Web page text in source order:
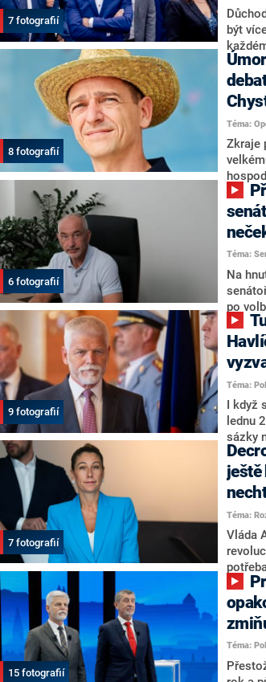
7 fotografií
být
Chybí
Česko
V čele
dodal.
8 fotografií
Téma:
Zkraje
nový
námi
svoje
NEWS.
6 fotografií
Téma:
Na
po
Martin
9 fotografií
Téma:
I když
lednu
sázky
hlava
o
nemá
7 fotografií
ještě
Téma:
Vláda
Tejce
práva
15 fotografií
Téma: